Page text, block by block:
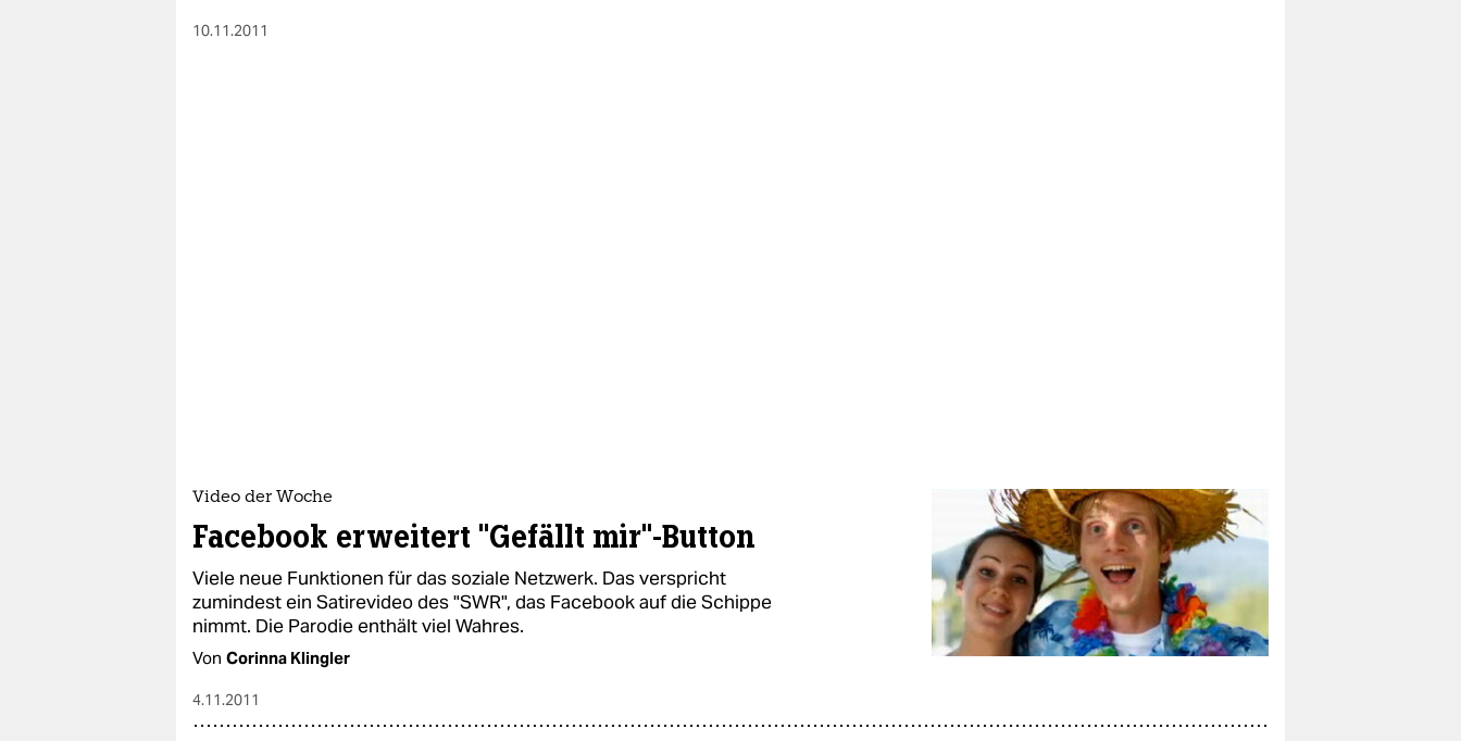
10.11.2011
Video der Woche
Facebook erweitert "Gefällt mir"-Button
Viele neue Funktionen für das soziale Netzwerk. Das verspricht
zumindest ein Satirevideo des "SWR", das Facebook auf die Schippe
nimmt. Die Parodie enthält viel Wahres.
Von Corinna Klingler
4.11.2011